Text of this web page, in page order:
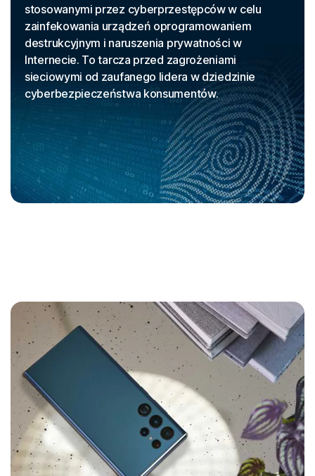
stosowanymi przez cyberprzestępców w celu
zainfekowania urządzeń oprogramowaniem
destrukcyjnym i naruszenia prywatności w
Internecie. To tarcza przed zagrożeniami
sieciowymi od zaufanego lidera w dziedzinie
cyberbezpieczeństwa konsumentów.